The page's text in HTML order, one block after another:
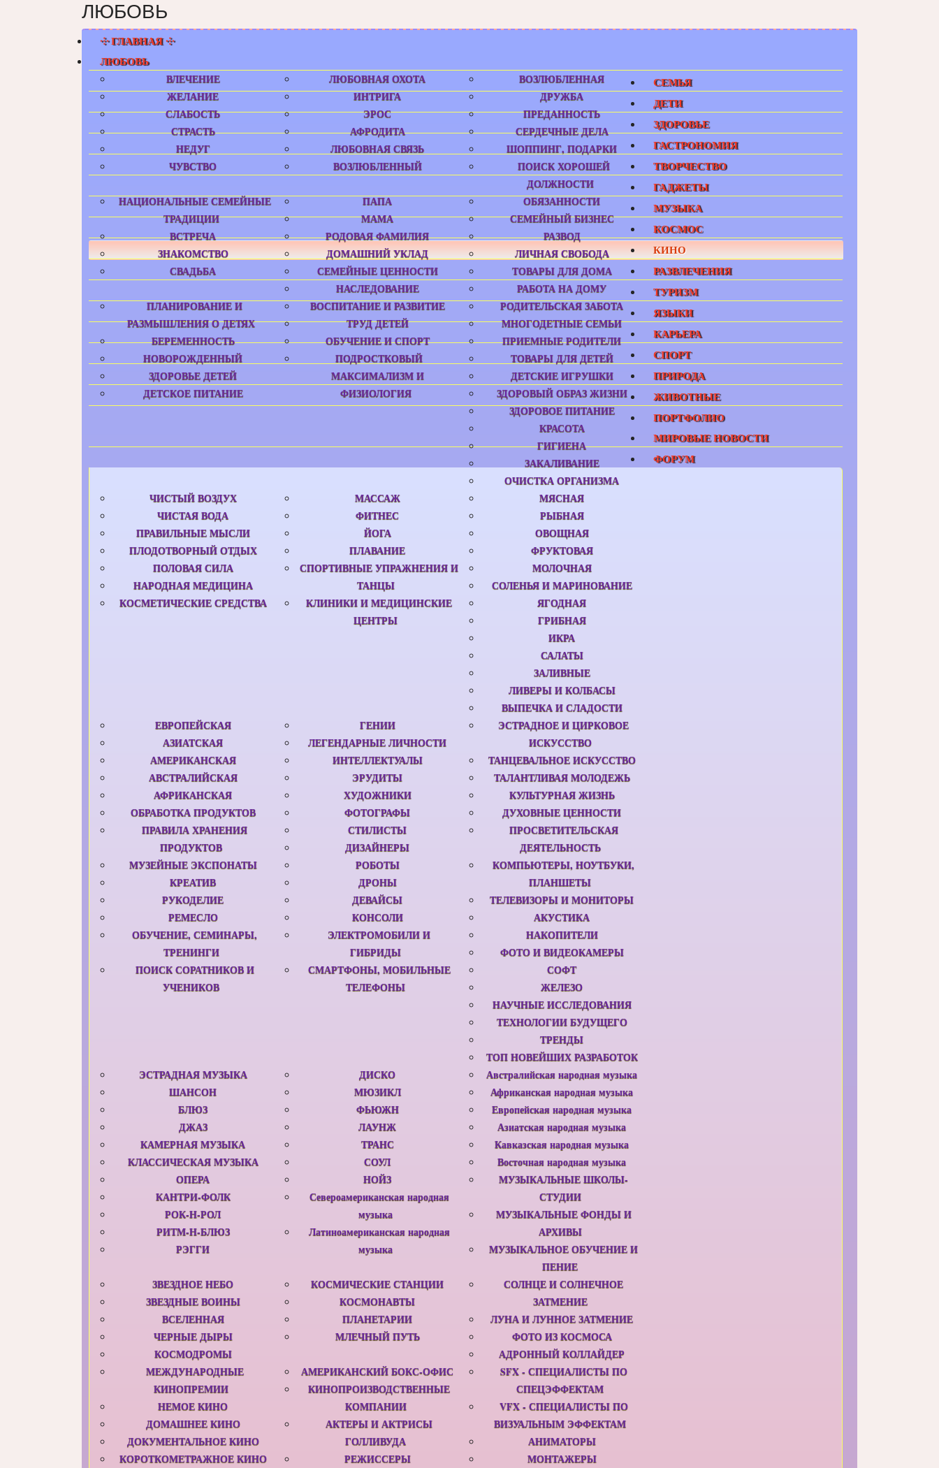
ЛЮБОВЬ
⸭ ГЛАВНАЯ ⸭
ЛЮБОВЬ
ВЛЕЧЕНИЕ
ЖЕЛАНИЕ
СЛАБОСТЬ
СТРАСТЬ
НЕДУГ
ЧУВСТВО
ЛЮБОВНАЯ ОХОТА
ИНТРИГА
ЭРОС
АФРОДИТА
ЛЮБОВНАЯ СВЯЗЬ
ВОЗЛЮБЛЕННЫЙ
ВОЗЛЮБЛЕННАЯ
ДРУЖБА
ПРЕДАННОСТЬ
СЕРДЕЧНЫЕ ДЕЛА
ШОППИНГ, ПОДАРКИ
ПОИСК ХОРОШЕЙ
ДОЛЖНОСТИ
СЕМЬЯ
НАЦИОНАЛЬНЫЕ СЕМЕЙНЫЕ
ТРАДИЦИИ
ВСТРЕЧА
ЗНАКОМСТВО
СВАДЬБА
ПАПА
МАМА
РОДОВАЯ ФАМИЛИЯ
ДОМАШНИЙ УКЛАД
СЕМЕЙНЫЕ ЦЕННОСТИ
НАСЛЕДОВАНИЕ
ОБЯЗАННОСТИ
СЕМЕЙНЫЙ БИЗНЕС
РАЗВОД
ЛИЧНАЯ СВОБОДА
ТОВАРЫ ДЛЯ ДОМА
РАБОТА НА ДОМУ
ДЕТИ
ПЛАНИРОВАНИЕ И
РАЗМЫШЛЕНИЯ О ДЕТЯХ
БЕРЕМЕННОСТЬ
НОВОРОЖДЕННЫЙ
ЗДОРОВЬЕ ДЕТЕЙ
ДЕТСКОЕ ПИТАНИЕ
ВОСПИТАНИЕ И РАЗВИТИЕ
ТРУД ДЕТЕЙ
ОБУЧЕНИЕ И СПОРТ
ПОДРОСТКОВЫЙ
МАКСИМАЛИЗМ И
ФИЗИОЛОГИЯ
РОДИТЕЛЬСКАЯ ЗАБОТА
МНОГОДЕТНЫЕ СЕМЬИ
ПРИЕМНЫЕ РОДИТЕЛИ
ТОВАРЫ ДЛЯ ДЕТЕЙ
ДЕТСКИЕ ИГРУШКИ
ЗДОРОВЬЕ
ЗДОРОВЫЙ ОБРАЗ ЖИЗНИ
ЗДОРОВОЕ ПИТАНИЕ
КРАСОТА
ГИГИЕНА
ЗАКАЛИВАНИЕ
ОЧИСТКА ОРГАНИЗМА
ЧИСТЫЙ ВОЗДУХ
ЧИСТАЯ ВОДА
ПРАВИЛЬНЫЕ МЫСЛИ
ПЛОДОТВОРНЫЙ ОТДЫХ
ПОЛОВАЯ СИЛА
НАРОДНАЯ МЕДИЦИНА
КОСМЕТИЧЕСКИЕ СРЕДСТВА
МАССАЖ
ФИТНЕС
ЙОГА
ПЛАВАНИЕ
СПОРТИВНЫЕ УПРАЖНЕНИЯ И
ТАНЦЫ
КЛИНИКИ И МЕДИЦИНСКИЕ
ЦЕНТРЫ
ГАСТРОНОМИЯ
МЯСНАЯ
РЫБНАЯ
ОВОЩНАЯ
ФРУКТОВАЯ
МОЛОЧНАЯ
СОЛЕНЬЯ И МАРИНОВАНИЕ
ЯГОДНАЯ
ГРИБНАЯ
ИКРА
САЛАТЫ
ЗАЛИВНЫЕ
ЛИВЕРЫ И КОЛБАСЫ
ВЫПЕЧКА И СЛАДОСТИ
ЕВРОПЕЙСКАЯ
АЗИАТСКАЯ
АМЕРИКАНСКАЯ
АВСТРАЛИЙСКАЯ
АФРИКАНСКАЯ
ОБРАБОТКА ПРОДУКТОВ
ПРАВИЛА ХРАНЕНИЯ
ПРОДУКТОВ
ТВОРЧЕСТВО
ГЕНИИ
ЛЕГЕНДАРНЫЕ ЛИЧНОСТИ
ИНТЕЛЛЕКТУАЛЫ
ЭРУДИТЫ
ХУДОЖНИКИ
ФОТОГРАФЫ
СТИЛИСТЫ
ДИЗАЙНЕРЫ
ЭСТРАДНОЕ И ЦИРКОВОЕ
ИСКУССТВО
ТАНЦЕВАЛЬНОЕ ИСКУССТВО
ТАЛАНТЛИВАЯ МОЛОДЕЖЬ
КУЛЬТУРНАЯ ЖИЗНЬ
ДУХОВНЫЕ ЦЕННОСТИ
ПРОСВЕТИТЕЛЬСКАЯ
ДЕЯТЕЛЬНОСТЬ
МУЗЕЙНЫЕ ЭКСПОНАТЫ
КРЕАТИВ
РУКОДЕЛИЕ
РЕМЕСЛО
ОБУЧЕНИЕ, СЕМИНАРЫ,
ТРЕНИНГИ
ПОИСК СОРАТНИКОВ И
УЧЕНИКОВ
ГАДЖЕТЫ
РОБОТЫ
ДРОНЫ
ДЕВАЙСЫ
КОНСОЛИ
ЭЛЕКТРОМОБИЛИ И
ГИБРИДЫ
СМАРТФОНЫ, МОБИЛЬНЫЕ
ТЕЛЕФОНЫ
КОМПЬЮТЕРЫ, НОУТБУКИ,
ПЛАНШЕТЫ
ТЕЛЕВИЗОРЫ И МОНИТОРЫ
АКУСТИКА
НАКОПИТЕЛИ
ФОТО И ВИДЕОКАМЕРЫ
СОФТ
ЖЕЛЕЗО
НАУЧНЫЕ ИССЛЕДОВАНИЯ
ТЕХНОЛОГИИ БУДУЩЕГО
ТРЕНДЫ
ТОП НОВЕЙШИХ РАЗРАБОТОК
МУЗЫКА
ЭСТРАДНАЯ МУЗЫКА
ШАНСОН
БЛЮЗ
ДЖАЗ
КАМЕРНАЯ МУЗЫКА
КЛАССИЧЕСКАЯ МУЗЫКА
ОПЕРА
КАНТРИ-ФОЛК
РОК-Н-РОЛ
РИТМ-Н-БЛЮЗ
РЭГГИ
ДИСКО
МЮЗИКЛ
ФЬЮЖН
ЛАУНЖ
ТРАНС
СОУЛ
НОЙЗ
Североамериканская народная
музыка
Латиноамериканская народная
музыка
Австралийская народная музыка
Африканская народная музыка
Европейская народная музыка
Азиатская народная музыка
Кавказская народная музыка
Восточная народная музыка
МУЗЫКАЛЬНЫЕ ШКОЛЫ-
СТУДИИ
МУЗЫКАЛЬНЫЕ ФОНДЫ И
АРХИВЫ
МУЗЫКАЛЬНОЕ ОБУЧЕНИЕ И
ПЕНИЕ
КОСМОС
ЗВЕЗДНОЕ НЕБО
ЗВЕЗДНЫЕ ВОИНЫ
ВСЕЛЕННАЯ
ЧЕРНЫЕ ДЫРЫ
КОСМОДРОМЫ
КОСМИЧЕСКИЕ СТАНЦИИ
КОСМОНАВТЫ
ПЛАНЕТАРИИ
МЛЕЧНЫЙ ПУТЬ
СОЛНЦЕ И СОЛНЕЧНОЕ
ЗАТМЕНИЕ
ЛУНА И ЛУННОЕ ЗАТМЕНИЕ
ФОТО ИЗ КОСМОСА
АДРОННЫЙ КОЛЛАЙДЕР
КИНО
МЕЖДУНАРОДНЫЕ
КИНОПРЕМИИ
НЕМОЕ КИНО
ДОМАШНЕЕ КИНО
ДОКУМЕНТАЛЬНОЕ КИНО
КОРОТКОМЕТРАЖНОЕ КИНО
АМЕРИКАНСКИЙ БОКС-ОФИС
КИНОПРОИЗВОДСТВЕННЫЕ
КОМПАНИИ
АКТЕРЫ И АКТРИСЫ
ГОЛЛИВУДА
РЕЖИССЕРЫ
SFX - СПЕЦИАЛИСТЫ ПО
СПЕЦЭФФЕКТАМ
VFX - СПЕЦИАЛИСТЫ ПО
ВИЗУАЛЬНЫМ ЭФФЕКТАМ
АНИМАТОРЫ
МОНТАЖЕРЫ
РАЗВЛЕЧЕНИЯ
ТУРИЗМ
ЯЗЫКИ
КАРЬЕРА
СПОРТ
ПРИРОДА
ЖИВОТНЫЕ
ПОРТФОЛИО
МИРОВЫЕ НОВОСТИ
ФОРУМ